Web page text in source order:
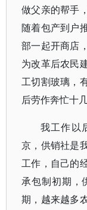
做父亲的帮手
随着包产到户
部一起开商店
为改革后农民
工切割玻璃，
后劳作奔忙十
我工作以
京，供销社是
工作，自己的
承包制初期，
期，越来越多